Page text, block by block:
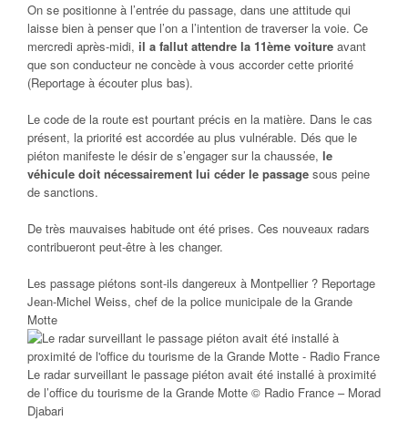
On se positionne à l’entrée du passage, dans une attitude qui
laisse bien à penser que l’on a l’intention de traverser la voie. Ce
mercredi après-midi, il a fallut attendre la 11ème voiture avant
que son conducteur ne concède à vous accorder cette priorité
(Reportage à écouter plus bas).
Le code de la route est pourtant précis en la matière. Dans le cas
présent, la priorité est accordée au plus vulnérable. Dés que le
piéton manifeste le désir de s’engager sur la chaussée, le
véhicule doit nécessairement lui céder le passage sous peine
de sanctions.
De très mauvaises habitude ont été prises. Ces nouveaux radars
contribueront peut-être à les changer.
Les passage piétons sont-ils dangereux à Montpellier ? Reportage
Jean-Michel Weiss, chef de la police municipale de la Grande
Motte
Le radar surveillant le passage piéton avait été installé à proximité
de l’office du tourisme de la Grande Motte © Radio France – Morad
Djabari